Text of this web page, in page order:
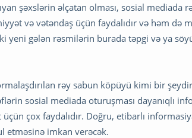
şəxslərin əlçatan olması, sosial mediada
və vətəndaş üçün faydalıdır və həm də
yeni gələn rəsmilərin burada təpgi və ya
rəy sabun köpüyü kimi bir
sosial mediada oturuşması dayanıqlı
çox faydalıdır. Doğru, etibarlı
etməsinə imkan verəcək.